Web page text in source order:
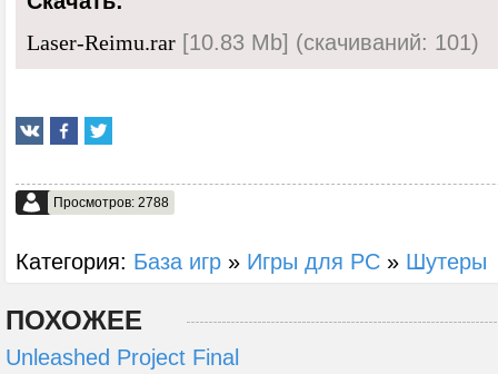
Laser-Reimu.rar [10.83 Mb] (cкачиваний: 101)
Просмотров: 2788
Категория: База игр » Игры для PC » Шутеры
ПОХОЖЕЕ
Unleashed Project Final